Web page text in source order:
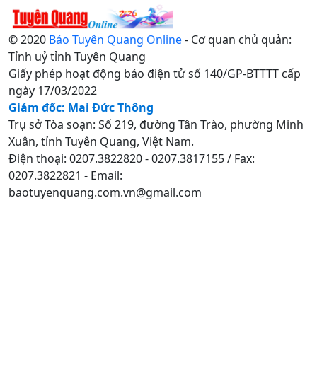
© 2020 Báo Tuyên Quang Online- Cơ quan chủ quản:
Tỉnh uỷ tỉnh Tuyên Quang
Giấy phép hoạt động báo điện tử số 140/GP-BTTTT cấp
ngày 17/03/2022
Giám đốc: Mai Đức Thông
Trụ sở Tòa soạn: Số 219, đường Tân Trào, phường Minh
Xuân, tỉnh Tuyên Quang, Việt Nam.
Điện thoại: 0207.3822820 - 0207.3817155 / Fax:
0207.3822821 - Email:
baotuyenquang.com.vn@gmail.com